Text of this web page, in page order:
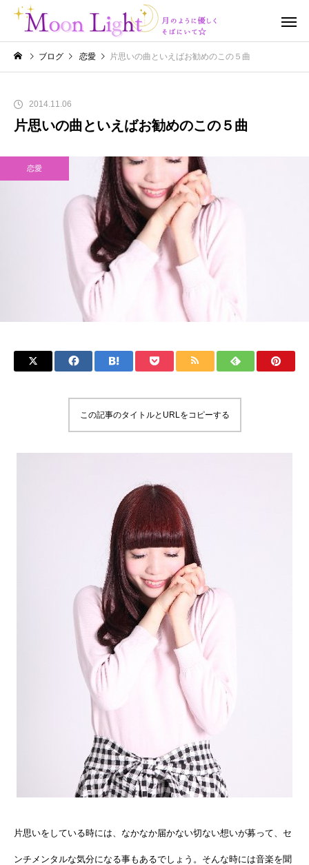
ブログ 恋愛 片思いの曲といえばお勧めのこの５曲
2014.11.06
片思いの曲といえばお勧めのこの５曲
恋愛
この記事のタイトルとURLをコピーする
片思いをしている時には、なかなか届かない切ない想いが募って、セ
ンチメンタルな気分になる事もあるでしょう。そんな時には音楽を聞